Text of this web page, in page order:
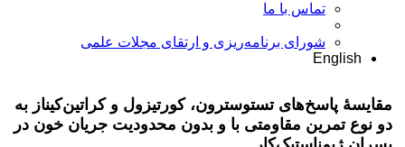
تماس با ما
شورای برنامه‌ریزی و ارتقای مجلات علمی
English
مقایسۀ پاسخ‌های تستوسترون، کورتیزول و کراتین‌کیناز به
دو نوع تمرین مقاومتی با و بدون محدودیت جریان خون در